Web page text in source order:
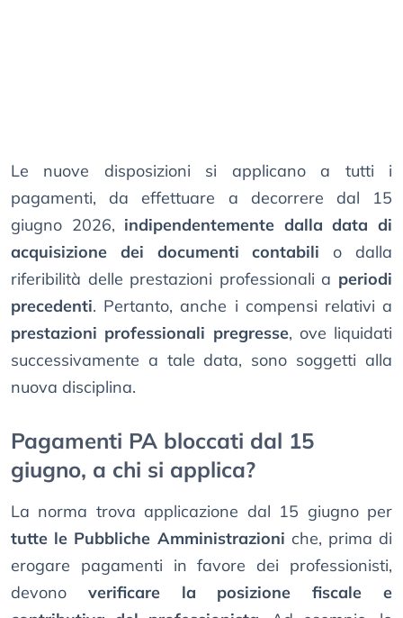
Le nuove disposizioni si applicano a tutti i
pagamenti, da effettuare a decorrere dal 15
giugno 2026, indipendentemente dalla data di
acquisizione dei documenti contabili o dalla
riferibilità delle prestazioni professionali a periodi
precedenti. Pertanto, anche i compensi relativi a
prestazioni professionali pregresse, ove liquidati
successivamente a tale data, sono soggetti alla
nuova disciplina.
Pagamenti PA bloccati dal 15
giugno, a chi si applica?
La norma trova applicazione dal 15 giugno per
tutte le Pubbliche Amministrazioni che, prima di
erogare pagamenti in favore dei professionisti,
devono verificare la posizione fiscale e